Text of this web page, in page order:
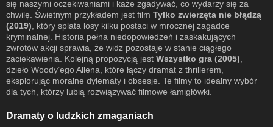
się naszymi oczekiwaniami i każe zgadywać, co wydarzy się za
chwilę. Świetnym przykładem jest film Tylko zwierzęta nie błądzą
(2019) , który splata losy kilku postaci w mrocznej zagadce
kryminalnej. Historia pełna niedopowiedzeń i zaskakujących
zwrotów akcji sprawia, że widz pozostaje w stanie ciągłego
zaciekawienia. Kolejną propozycją jest Wszystko gra (2005)
dzieło Woody’ego Allena, które łączy dramat z thrillerem,
eksplorując moralne dylematy i obsesje. Te filmy to idealny wybór
dla tych, którzy lubią rozwiązywać filmowe łamigłówki.
Dramaty o ludzkich zmaganiach